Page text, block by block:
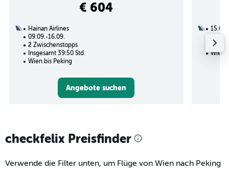
€ 604
Hainan Airlines
09.09.-16.09.
2 Zwischenstopps
Insgesamt 39:50 Std.
Wien bis Peking
Angebote suchen
15.09.
Wien
checkfelix Preisfinder
Verwende die Filter unten, um Flüge von Wien nach Peking